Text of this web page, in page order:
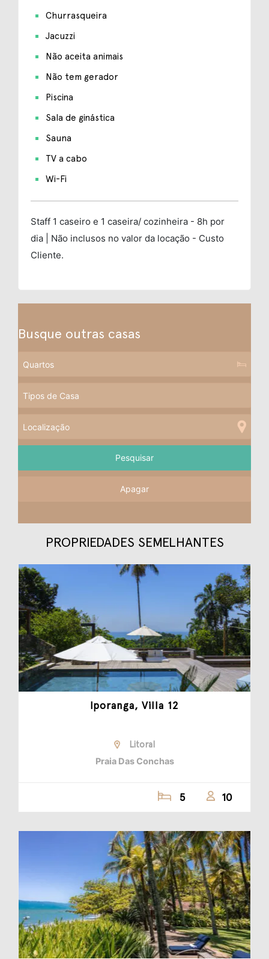
Churrasqueira
Jacuzzi
Não aceita animais
Não tem gerador
Piscina
Sala de ginástica
Sauna
TV a cabo
Wi-Fi
Staff 1 caseiro e 1 caseira/ cozinheira - 8h por
dia | Não inclusos no valor da locação - Custo
Cliente.
Busque outras casas
Apagar
PROPRIEDADES SEMELHANTES
Iporanga, Villa 12
Litoral
Praia Das Conchas
5 10